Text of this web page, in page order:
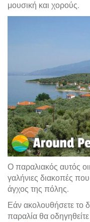
μουσική και χορούς.
Ο παραλιακός αυτός
γαλήνιες διακοπές
άγχος της πόλης.
Εάν ακολουθήσετε το
παραλία θα